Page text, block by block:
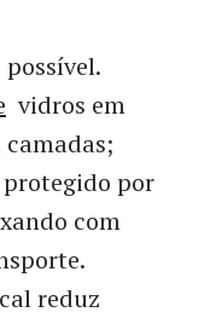
vidros em
por
com
reduz